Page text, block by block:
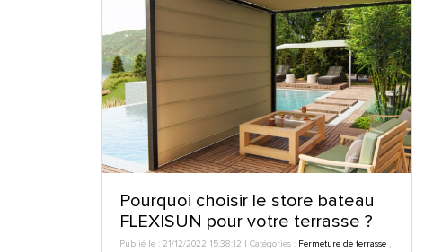
Pourquoi choisir le store bateau
FLEXISUN pour votre terrasse ?
Publié le : 21/12/2022 15:38:12 | Catégories : Fermeture de terrasse ,